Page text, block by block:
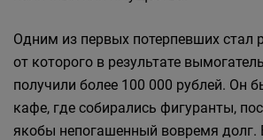
Одним из первых потерпевших стал
от которого в результате
получили более 100 000 рублей. Он
кафе, где собирались фигуранты,
якобы непогашенный вовремя долг.